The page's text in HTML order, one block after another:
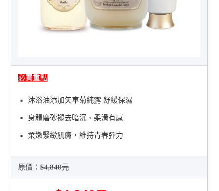
必買重點
沐浴油添加矢車菊純露 舒緩保濕
身體磨砂褪去暗沉、柔滑有感
柔嫩緊緻肌膚，維持青春彈力
原價：$4,840元